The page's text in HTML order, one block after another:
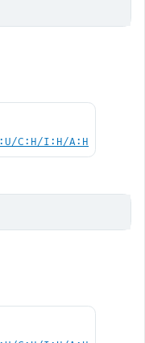
C:H/I:H/A:H